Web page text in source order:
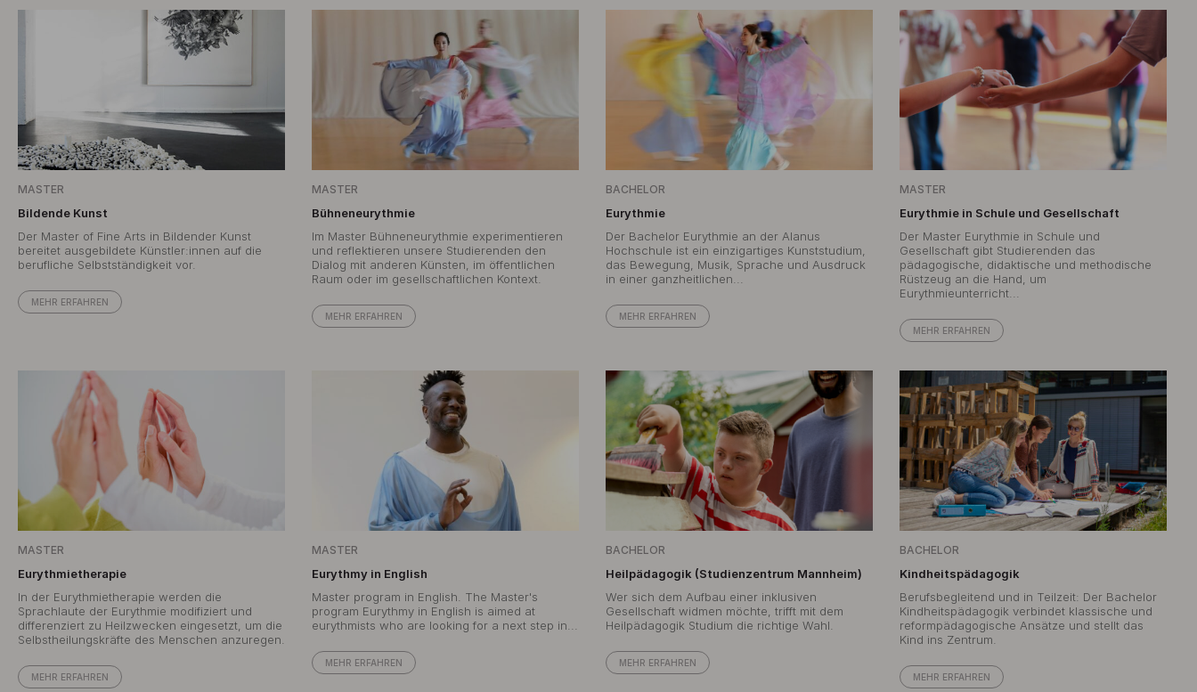
MASTER
Bildende Kunst
Der Master of Fine Arts in Bildender Kunst
bereitet ausgebildete Künstler:innen auf die
berufliche Selbstständigkeit vor.
MEHR ERFAHREN
MASTER
Bühneneurythmie
Im Master Bühneneurythmie experimentieren
und reflektieren unsere Studierenden den
Dialog mit anderen Künsten, im öffentlichen
Raum oder im gesellschaftlichen Kontext.
MEHR ERFAHREN
BACHELOR
Eurythmie
Der Bachelor Eurythmie an der Alanus
Hochschule ist ein einzigartiges Kunststudium,
das Bewegung, Musik, Sprache und Ausdruck
in einer ganzheitlichen...
MEHR ERFAHREN
MASTER
Eurythmie in Schule und Gesellschaft
Der Master Eurythmie in Schule und
Gesellschaft gibt Studierenden das
pädagogische, didaktische und methodische
Rüstzeug an die Hand, um
Eurythmieunterricht...
MEHR ERFAHREN
MASTER
Eurythmietherapie
In der Eurythmietherapie werden die
Sprachlaute der Eurythmie modifiziert und
differenziert zu Heilzwecken eingesetzt, um die
Selbstheilungskräfte des Menschen anzuregen.
MEHR ERFAHREN
MASTER
Eurythmy in English
Master program in English. The Master's
program Eurythmy in English is aimed at
eurythmists who are looking for a next step in...
MEHR ERFAHREN
BACHELOR
Heilpädagogik (Studienzentrum Mannheim)
Wer sich dem Aufbau einer inklusiven
Gesellschaft widmen möchte, trifft mit dem
Heilpädagogik Studium die richtige Wahl.
MEHR ERFAHREN
BACHELOR
Kindheitspädagogik
Berufsbegleitend und in Teilzeit: Der Bachelor
Kindheitspädagogik verbindet klassische und
reformpädagogische Ansätze und stellt das
Kind ins Zentrum.
MEHR ERFAHREN